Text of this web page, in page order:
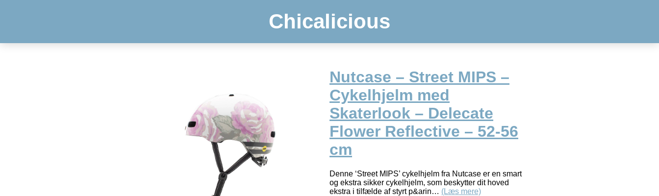
Chicalicious
Nutcase – Street MIPS –
Cykelhjelm med
Skaterlook – Delecate
Flower Reflective – 52-56
cm
Denne ‘Street MIPS’ cykelhjelm fra Nutcase er en smart
og ekstra sikker cykelhjelm, som beskytter dit hoved
ekstra i tilfælde af styrt p&arin… (Læs mere)